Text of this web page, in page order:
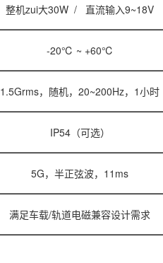
整机zui大30W / 直流输入9~18V
-20℃ ~ +60℃
1.5Grms，随机，20~200Hz，1小时
IP54（可选）
5G，半正弦波，11ms
满足车载/轨道电磁兼容设计需求